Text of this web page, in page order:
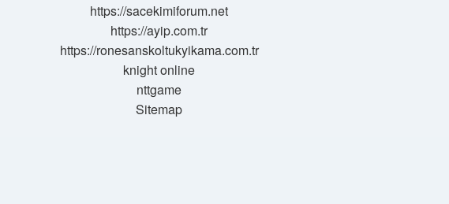
https://sacekimiforum.net
https://ayip.com.tr
https://ronesanskoltukyikama.com.tr
knight online
nttgame
Sitemap